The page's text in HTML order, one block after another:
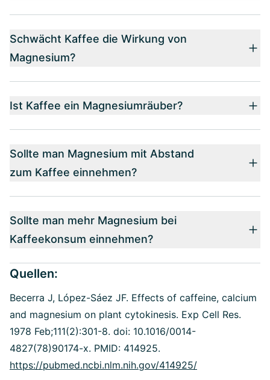
Schwächt Kaffee die Wirkung von
Magnesium?
Ist Kaffee ein Magnesiumräuber?
Sollte man Magnesium mit Abstand
zum Kaffee einnehmen?
Sollte man mehr Magnesium bei
Kaffeekonsum einnehmen?
Quellen:
Becerra J, López-Sáez JF. Effects of caffeine, calcium
and magnesium on plant cytokinesis. Exp Cell Res.
1978 Feb;111(2):301-8. doi: 10.1016/0014-
4827(78)90174-x. PMID: 414925.
https://pubmed.ncbi.nlm.nih.gov/414925/